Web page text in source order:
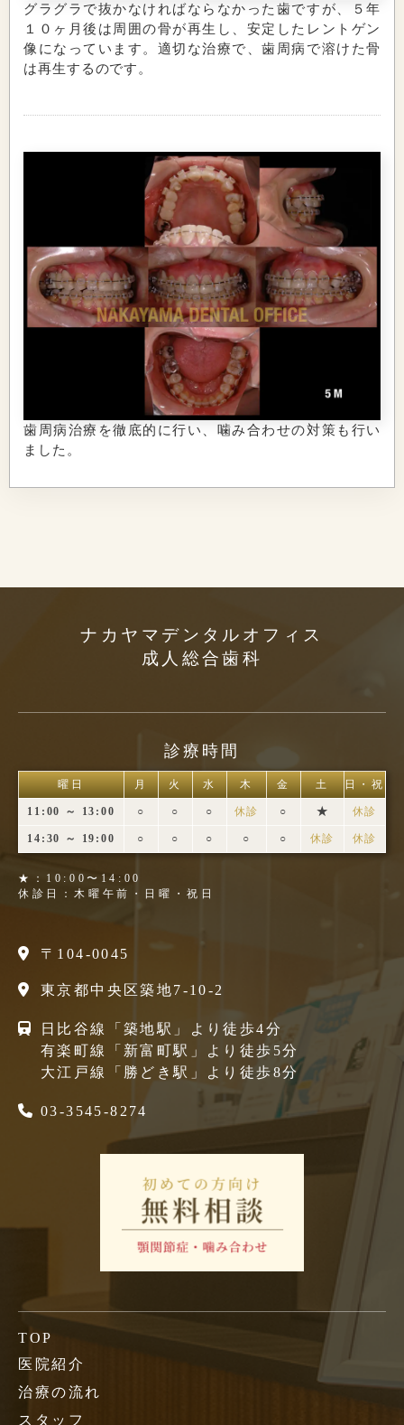
グラグラで抜かなければならなかった歯ですが、５年
１０ヶ月後は周囲の骨が再生し、安定したレントゲン
像になっています。適切な治療で、歯周病で溶けた骨
は再生するのです。
歯周病治療を徹底的に行い、噛み合わせの対策も行い
ました。
ナカヤマデンタルオフィス
成人総合歯科
診療時間
曜日 月 火 水 木 金 土 日・祝
11:00 ～ 13:00 ○ ○ ○ 休診 ○ ★ 休診
14:30 ～ 19:00 ○ ○ ○ ○ ○ 休診 休診
★：10:00〜14:00
休診日：木曜午前・日曜・祝日
〒104-0045
東京都中央区築地7-10-2
日比谷線「築地駅」より徒歩4分
有楽町線「新富町駅」より徒歩5分
大江戸線「勝どき駅」より徒歩8分
03-3545-8274
TOP
医院紹介
治療の流れ
スタッフ